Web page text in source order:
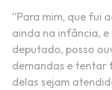
“Para mim, que fui
ainda na infância,
deputado, posso
demandas e tentar
delas sejam